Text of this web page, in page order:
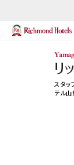
スタッ
テル